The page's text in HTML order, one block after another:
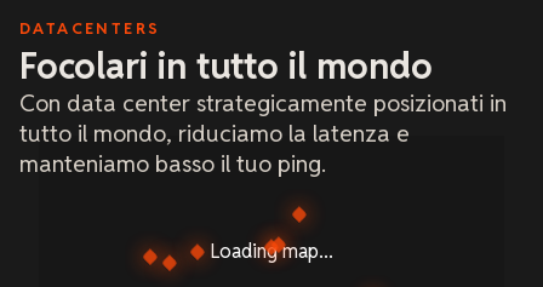
DATACENTERS
Focolari in tutto il mondo
Con data center strategicamente posizionati in
tutto il mondo, riduciamo la latenza e
manteniamo basso il tuo ping.
Loading map...